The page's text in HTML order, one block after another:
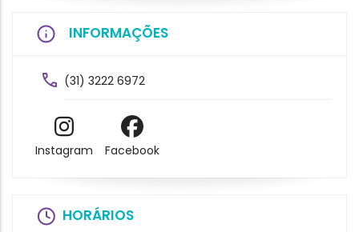
INFORMAÇÕES
(31) 3222 6972
Instagram Facebook
HORÁRIOS